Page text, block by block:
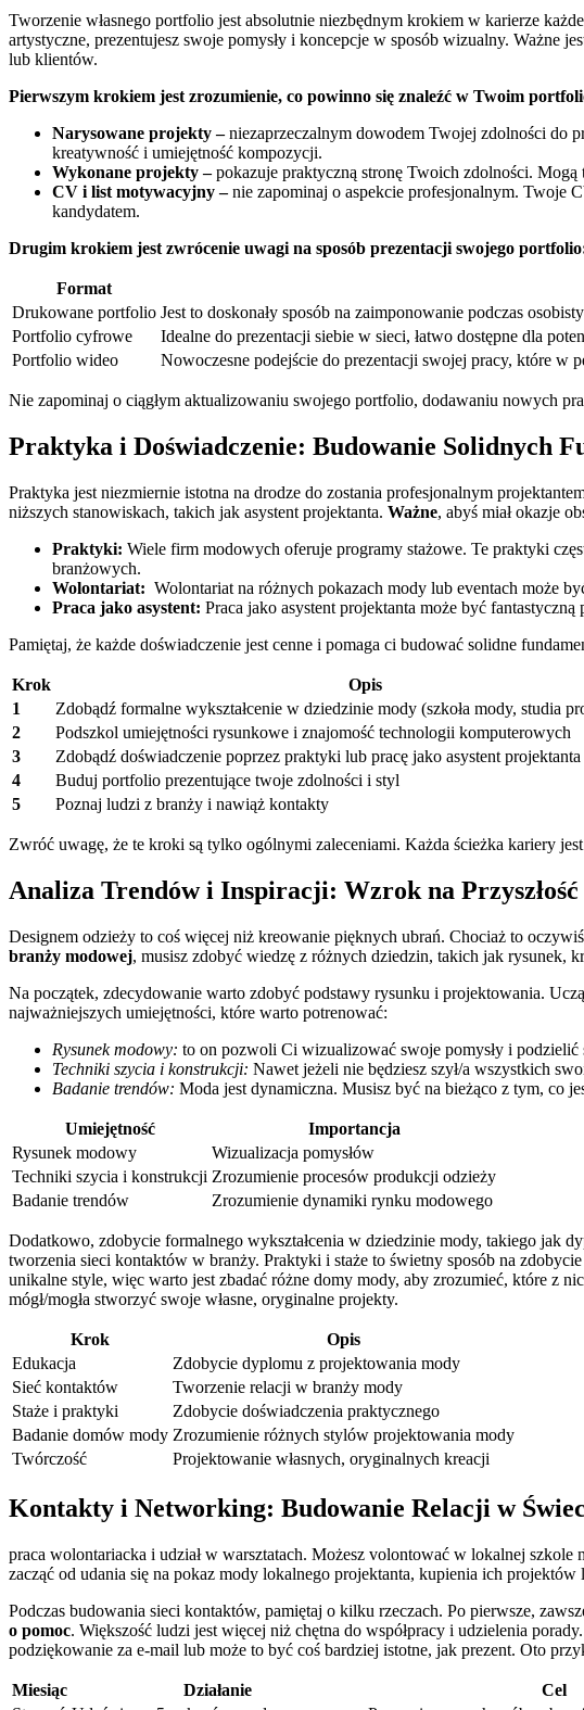
Tworzenie własnego portfolio jest‍ absolutnie niezbędnym krokiem⁢ w karierze
artystyczne, prezentujesz swoje pomysły i ⁤koncepcje w sposób wizualny.
lub klientów.
Pierwszym ‍krokiem‍ jest zrozumienie, co powinno ‍się znaleźć w Twoim
Narysowane⁤ projekty –niezaprzeczalnym dowodem Twojej​ zdolności do
‍kreatywność i umiejętność kompozycji.
Wykonane projekty –​pokazuje praktyczną stronę Twoich​ zdolności.
CV i list​ motywacyjny –nie zapominaj o aspekcie ⁤profesjonalnym. Twoje
kandydatem.
Drugim krokiem jest zwrócenie uwagi na⁢ sposób prezentacji swojego
Format
Drukowane​ portfolio Jest‌ to doskonały sposób na​ zaimponowanie ‌podczas
Portfolio cyfrowe
Idealne⁣ do prezentacji siebie w sieci, łatwo dostępne dla
Portfolio wideo
Nowoczesne podejście do prezentacji swojej pracy, ​które w
Nie zapominaj o ciągłym aktualizowaniu ​swojego portfolio, dodawaniu nowych
Praktyka⁣ i Doświadczenie:⁤ Budowanie Solidnych
Praktyka jest niezmiernie istotna na ⁣drodze do zostania‌ profesjonalnym
niższych stanowiskach, takich jak asystent projektanta. Ważne, abyś miał ‍okazje
Praktyki: ⁣Wiele firm modowych oferuje programy stażowe. Te praktyki​
branżowych.
Wolontariat:
Wolontariat na różnych pokazach mody lub‌ eventach może
Praca jako ‍asystent: ​Praca jako asystent projektanta może być
Pamiętaj, że każde doświadczenie jest⁢ cenne i‍ pomaga ci budować solidne
Krok
Opis
1
Zdobądź formalne ​wykształcenie‌ w dziedzinie ‍mody (szkoła mody, studia
2
Podszkol umiejętności⁣ rysunkowe​ i ⁣znajomość technologii komputerowych
3
Zdobądź doświadczenie poprzez praktyki lub pracę⁣ jako ‍asystent projektanta
4
Buduj portfolio⁣ prezentujące twoje⁣ zdolności i‍ styl
5
Poznaj ludzi z branży i nawiąż ‌kontakty
Zwróć uwagę, że te kroki są tylko ogólnymi zaleceniami. Każda ścieżka ⁢kariery
Analiza Trendów i Inspiracji: Wzrok na
Designem odzieży ⁢to coś więcej ⁣niż kreowanie⁢ pięknych⁤ ubrań. Chociaż to
branży modowej, musisz zdobyć wiedzę z różnych dziedzin, takich jak ⁢rysunek,
Na początek, zdecydowanie warto zdobyć podstawy rysunku i projektowania.
najważniejszych ‌umiejętności, które warto potrenować:
Rysunek modowy: ‌to on pozwoli Ci‌ wizualizować swoje pomysły i podzielić
Techniki szycia ⁤i konstrukcji: Nawet ⁢jeżeli nie będziesz szył/a wszystkich
Badanie trendów: Moda jest dynamiczna. ⁢Musisz być na⁤ bieżąco⁢ z tym,‌ co
Umiejętność
Importancja
Rysunek modowy
Wizualizacja pomysłów
Techniki szycia ‍i⁤ konstrukcji Zrozumienie procesów produkcji⁤ odzieży
Badanie‌ trendów
Zrozumienie dynamiki⁢ rynku ‌modowego
Dodatkowo, zdobycie formalnego wykształcenia w dziedzinie ⁤mody, takiego jak
tworzenia ⁢sieci kontaktów w branży. Praktyki i ⁤staże to ​świetny sposób na
unikalne style, więc warto ‌jest ⁤zbadać ⁣różne domy mody, aby zrozumieć, które ‌z
mógł/mogła ‌stworzyć swoje własne,‍ oryginalne projekty.
Krok
Opis
Edukacja
Zdobycie dyplomu z projektowania mody
Sieć kontaktów
Tworzenie relacji w branży mody
Staże i praktyki
Zdobycie doświadczenia praktycznego
Badanie domów mody Zrozumienie ‍różnych ​stylów projektowania mody
Twórczość
Projektowanie własnych, oryginalnych kreacji
Kontakty​ i Networking: ​Budowanie Relacji ⁤w
praca ⁢wolontariacka i udział w‌ warsztatach. Możesz volontować w lokalnej
zacząć od ⁣udania się na pokaz ‌mody lokalnego projektanta,⁤ kupienia ich
Podczas budowania‌ sieci kontaktów,​ pamiętaj o kilku ⁣rzeczach.‌ Po pierwsze,
o ‌pomoc. ​Większość ludzi jest więcej niż chętna do współpracy‍ i ​udzielenia
podziękowanie za e-mail⁤ lub może to​ być coś bardziej istotne, jak prezent. Oto
Miesiąc Działanie
Cel